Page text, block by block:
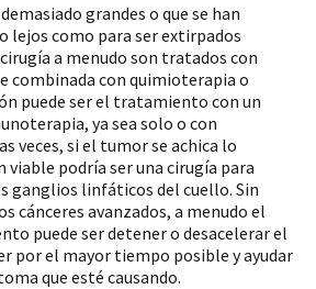
grandes o que se han
lejos como para ser extirpados
a menudo son tratados con
combinada con quimioterapia o
puede ser el tratamiento con un
ya sea solo o con
veces, si el tumor se achica lo
viable podría ser una cirugía para
ganglios linfáticos del cuello. Sin
cánceres avanzados, a menudo el
puede ser detener o desacelerar el
por el mayor tiempo posible y ayudar
que esté causando.